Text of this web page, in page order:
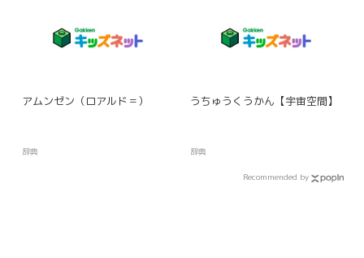
アムンゼン（ロアルド＝）
辞典
うちゅうくうかん【宇宙空間】
辞典
Recommended by